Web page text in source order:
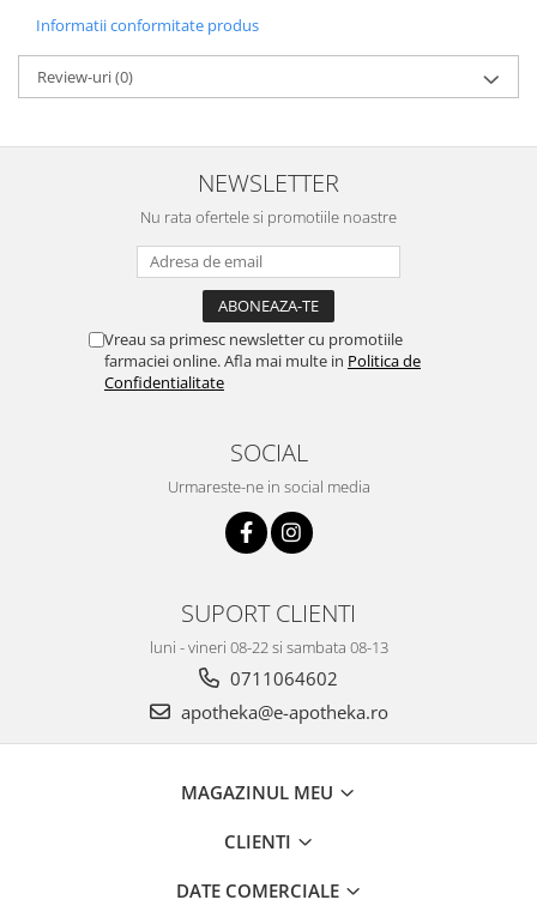
Informatii conformitate produs
Review-uri(0)
NEWSLETTER
Nu rata ofertele si promotiile noastre
Vreau sa primesc newsletter cu promotiile
farmaciei online. Afla mai multe in Politica de
Confidentialitate
SOCIAL
Urmareste-ne in social media
SUPORT CLIENTI
luni - vineri 08-22 si sambata 08-13
0711064602
apotheka@e-apotheka.ro
MAGAZINUL MEU
CLIENTI
DATE COMERCIALE